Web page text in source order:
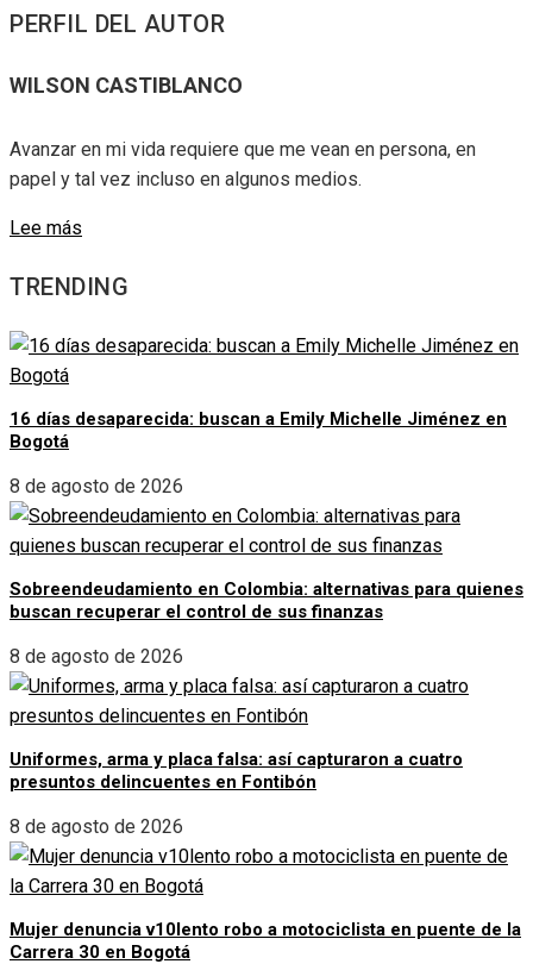
PERFIL DEL AUTOR
WILSON CASTIBLANCO
Avanzar en mi vida requiere que me vean en persona, en
papel y tal vez incluso en algunos medios.
Lee más
TRENDING
16 días desaparecida: buscan a Emily Michelle Jiménez en
Bogotá
8 de agosto de 2026
Sobreendeudamiento en Colombia: alternativas para quienes
buscan recuperar el control de sus finanzas
8 de agosto de 2026
Uniformes, arma y placa falsa: así capturaron a cuatro
presuntos delincuentes en Fontibón
8 de agosto de 2026
Mujer denuncia v10lento robo a motociclista en puente de la
Carrera 30 en Bogotá